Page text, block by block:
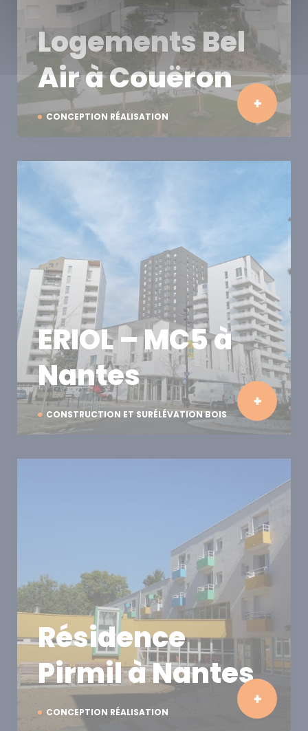
CONCEPTION RÉALISATION
Logements Bel
Air à Couëron
CONSTRUCTION ET SURÉLÉVATION BOIS
ERIOL – MC5 à
Nantes
CONCEPTION RÉALISATION
Résidence
Pirmil à Nantes